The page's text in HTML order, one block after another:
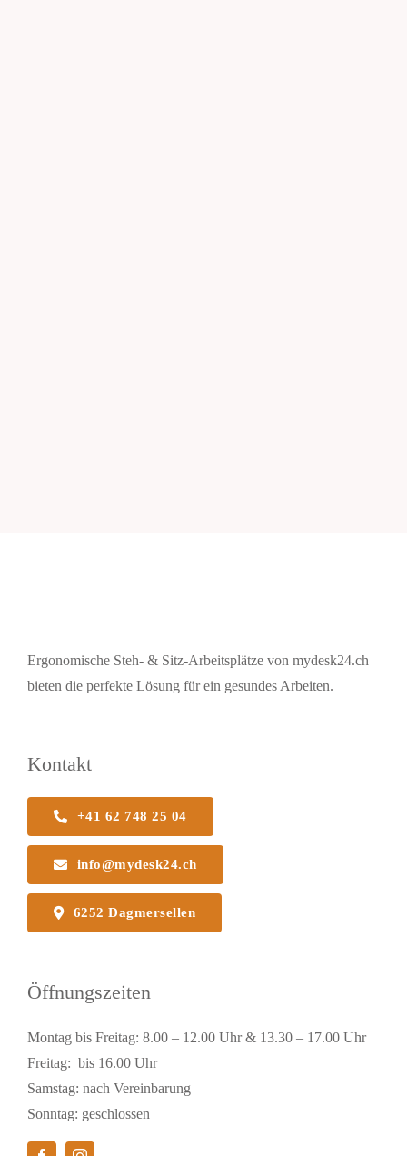
Ergonomische Steh- & Sitz-Arbeitsplätze von mydesk24.ch
bieten die perfekte Lösung für ein gesundes Arbeiten.
Kontakt
+41 62 748 25 04
info@mydesk24.ch
6252 Dagmersellen
Öffnungszeiten
Montag bis Freitag: 8.00 – 12.00 Uhr & 13.30 – 17.00 Uhr
Freitag: bis 16.00 Uhr
Samstag: nach Vereinbarung
Sonntag: geschlossen